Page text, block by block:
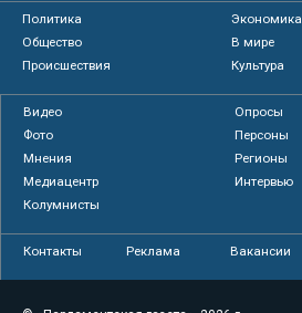
Политика
Экономика
Общество
В мире
Происшествия
Культура
Видео
Опросы
Фото
Персоны
Мнения
Регионы
Медиацентр
Интервью
Колумнисты
Контакты Реклама Вакансии